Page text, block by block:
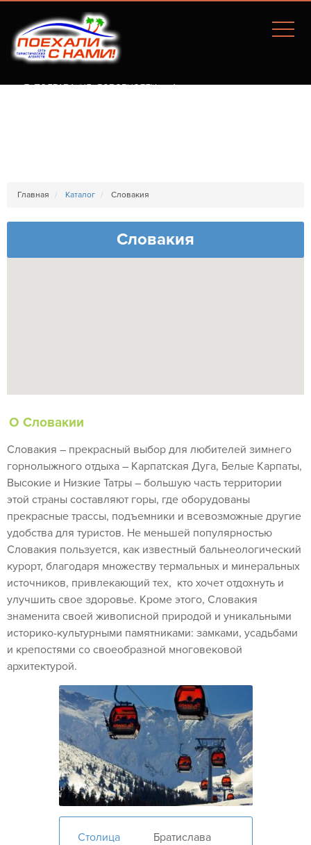
Г. ПОЛТАВА, УЛ. СОБОРНОСТИ, 77А
Главная Каталог Словакия
Словакия
О Словакии
Словакия – прекрасный выбор для любителей зимнего
горнолыжного отдыха – Карпатская Дуга, Белые Карпаты,
Высокие и Низкие Татры – большую часть территории
этой страны составляют горы, где оборудованы
прекрасные трассы, подъемники и всевозможные другие
удобства для туристов. Не меньшей популярностью
Словакия пользуется, как известный бальнеологический
курорт, благодаря множеству термальных и минеральных
источников, привлекающий тех, кто хочет отдохнуть и
улучшить свое здоровье. Кроме этого, Словакия
знаменита своей живописной природой и уникальными
историко-культурными памятниками: замками, усадьбами
и крепостями со своеобразной многовековой
архитектурой.
Столица
Братислава